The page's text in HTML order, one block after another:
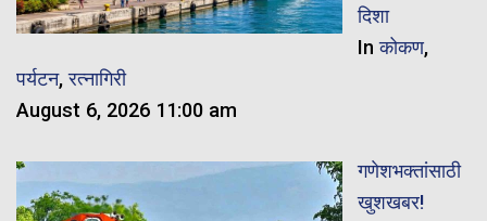
दिशा
Inकोकण,
पर्यटन,रत्नागिरी
August 6, 2026 11:00 am
गणेशभक्तांसाठी
खुशखबर!